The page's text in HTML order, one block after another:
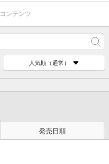
コンテンツ
人気順（通常）
発売日順